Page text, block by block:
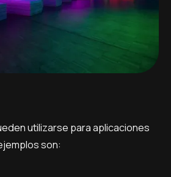
utilizarse para aplicaciones
son: